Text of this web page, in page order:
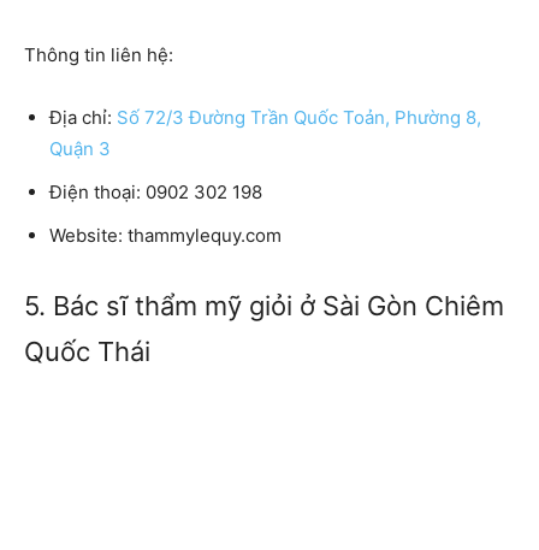
Thông tin liên hệ:
Địa chỉ: Số 72/3 Đường Trần Quốc Toản, Phường 8,
Quận 3
Điện thoại: 0902 302 198
Website: thammylequy.com
5. Bác sĩ thẩm mỹ giỏi ở Sài Gòn Chiêm
Quốc Thái